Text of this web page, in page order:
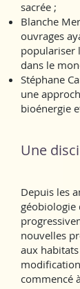
sacrée ;
Blanche
ouvrages
populariser
dans le
Stéphane
une
bioénergie
Une
Depuis les
géobiologie
nouvelles
aux
commencé